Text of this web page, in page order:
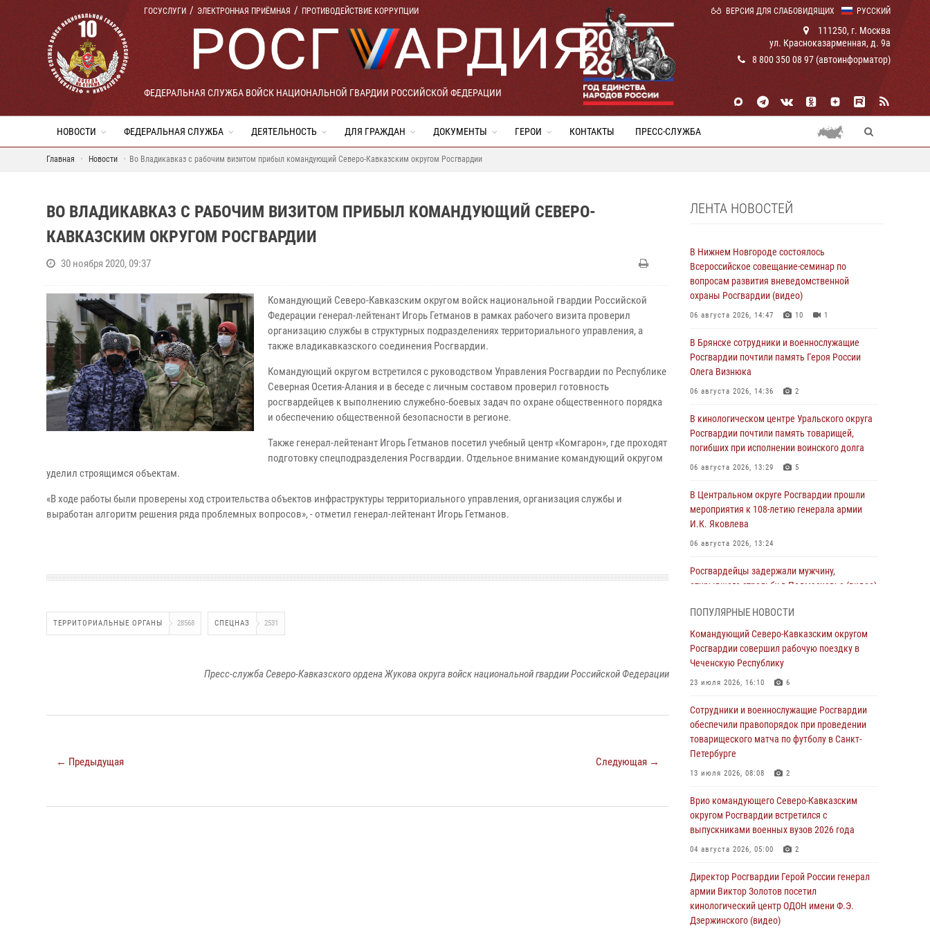
РУССКИЙ
ГОСУСЛУГИ ЭЛЕКТРОННАЯ ПРИЁМНАЯ ПРОТИВОДЕЙСТВИЕ КОРРУПЦИИ ВЕРСИЯ ДЛЯ СЛАБОВИДЯЩИХ
ФЕДЕРАЛЬНАЯ СЛУЖБА ВОЙСК НАЦИОНАЛЬНОЙ ГВАРДИИ РОССИЙСКОЙ ФЕДЕРАЦИИ
111250, г. Москва
ул. Красноказарменная, д. 9а
8 800 350 08 97 (автоинформатор)
НОВОСТИ ФЕДЕРАЛЬНАЯ СЛУЖБА ДЕЯТЕЛЬНОСТЬ ДЛЯ ГРАЖДАН ДОКУМЕНТЫ ГЕРОИ КОНТАКТЫ ПРЕСС-СЛУЖБА
Главная Новости Во Владикавказ с рабочим визитом прибыл командующий Северо-Кавказским округом Росгвардии
ВО ВЛАДИКАВКАЗ С РАБОЧИМ ВИЗИТОМ ПРИБЫЛ КОМАНДУЮЩИЙ СЕВЕРО-
КАВКАЗСКИМ ОКРУГОМ РОСГВАРДИИ
30 ноября 2020, 09:37
Командующий Северо-Кавказским округом войск национальной гвардии Российской
Федерации генерал-лейтенант Игорь Гетманов в рамках рабочего визита проверил
организацию службы в структурных подразделениях территориального управления, а
также владикавказского соединения Росгвардии.
Командующий округом встретился с руководством Управления Росгвардии по Республике
Северная Осетия-Алания и в беседе с личным составом проверил готовность
росгвардейцев к выполнению служебно-боевых задач по охране общественного порядка
и обеспечению общественной безопасности в регионе.
Также генерал-лейтенант Игорь Гетманов посетил учебный центр «Комгарон», где проходят
подготовку спецподразделения Росгвардии. Отдельное внимание командующий округом
уделил строящимся объектам.
«В ходе работы были проверены ход строительства объектов инфраструктуры территориального управления, организация службы и
выработан алгоритм решения ряда проблемных вопросов», - отметил генерал-лейтенант Игорь Гетманов.
ТЕРРИТОРИАЛЬНЫЕ ОРГАНЫ 28568 СПЕЦНАЗ 2531
Пресс-служба Северо-Кавказского ордена Жукова округа войск национальной гвардии Российской Федерации
← Предыдущая Следующая →
ЛЕНТА НОВОСТЕЙ
В Нижнем Новгороде состоялось
Всероссийское совещание-семинар по
вопросам развития вневедомственной
охраны Росгвардии (видео)
06 августа 2026, 14:47 10 1
В Брянске сотрудники и военнослужащие
Росгвардии почтили память Героя России
Олега Визнюка
06 августа 2026, 14:36 2
В кинологическом центре Уральского округа
Росгвардии почтили память товарищей,
погибших при исполнении воинского долга
06 августа 2026, 13:29 5
В Центральном округе Росгвардии прошли
мероприятия к 108‑летию генерала армии
И.К. Яковлева
06 августа 2026, 13:24
Росгвардейцы задержали мужчину,
открывшего стрельбу в Подмосковье (видео)
Росгвардейцы провели выставку вооружения
для участников сбора «Гвардеец» в Пензе
(видео)
06 августа 2026, 12:00
В Курске росгвардейцы приняли участие в
митинге, посвященном второй годовщине
вторжения ВСУ на территорию области
06 августа 2026, 11:56
задержал правонарушителя, угрожавшего
подростку травматическим пистолетом
06 августа 2026, 11:33 1
ликвидирована крупная нарколаборатория
06 августа 2026, 11:27
В Москве росгвардейцы задержали троих
ПОПУЛЯРНЫЕ НОВОСТИ
Командующий Северо-Кавказским округом
Росгвардии совершил рабочую поездку в
Чеченскую Республику
23 июля 2026, 16:10 6
Сотрудники и военнослужащие Росгвардии
обеспечили правопорядок при проведении
товарищеского матча по футболу в Санкт-
Петербурге
13 июля 2026, 08:08 2
Врио командующего Северо-Кавказским
округом Росгвардии встретился с
выпускниками военных вузов 2026 года
04 августа 2026, 05:00 2
Директор Росгвардии Герой России генерал
армии Виктор Золотов посетил
кинологический центр ОДОН имени Ф.Э.
Дзержинского (видео)